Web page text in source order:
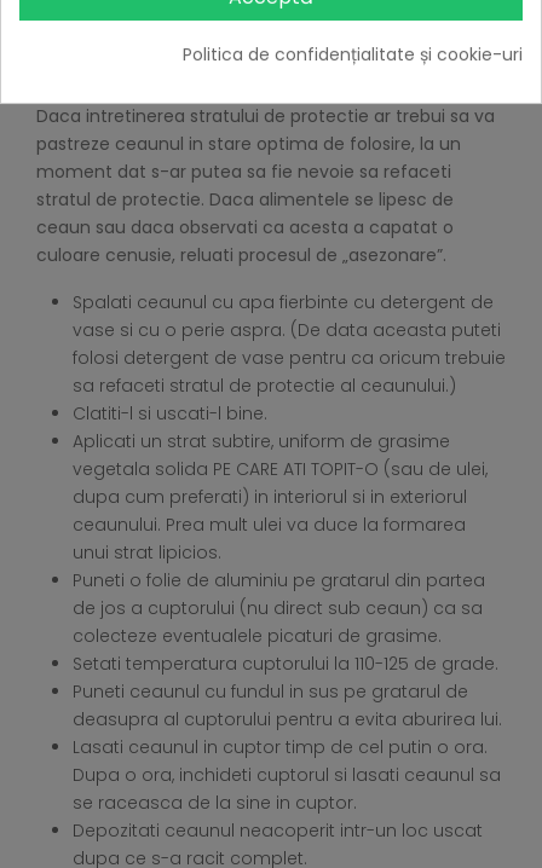
protectie.
Cum sa refaceti stratul de protectie
Daca intretinerea stratului de protectie ar trebui sa va
pastreze ceaunul in stare optima de folosire, la un
moment dat s-ar putea sa fie nevoie sa refaceti
stratul de protectie. Daca alimentele se lipesc de
ceaun sau daca observati ca acesta a capatat o
culoare cenusie, reluati procesul de „asezonare”.
Spalati ceaunul cu apa fierbinte cu detergent de
vase si cu o perie aspra. (De data aceasta puteti
folosi detergent de vase pentru ca oricum trebuie
sa refaceti stratul de protectie al ceaunului.)
Clatiti-l si uscati-l bine.
Aplicati un strat subtire, uniform de grasime
vegetala solida PE CARE ATI TOPIT-O (sau de ulei,
dupa cum preferati) in interiorul si in exteriorul
ceaunului. Prea mult ulei va duce la formarea
unui strat lipicios.
Puneti o folie de aluminiu pe gratarul din partea
de jos a cuptorului (nu direct sub ceaun) ca sa
colecteze eventualele picaturi de grasime.
Setati temperatura cuptorului la 110-125 de grade.
Puneti ceaunul cu fundul in sus pe gratarul de
deasupra al cuptorului pentru a evita aburirea lui.
Lasati ceaunul in cuptor timp de cel putin o ora.
Dupa o ora, inchideti cuptorul si lasati ceaunul sa
se raceasca de la sine in cuptor.
Depozitati ceaunul neacoperit intr-un loc uscat
dupa ce s-a racit complet.
Politica de confidențialitate și cookie-uri